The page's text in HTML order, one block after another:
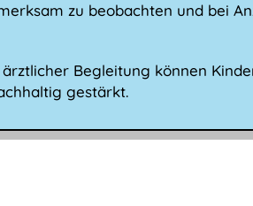
zu beobachten und bei
Begleitung können
gestärkt.